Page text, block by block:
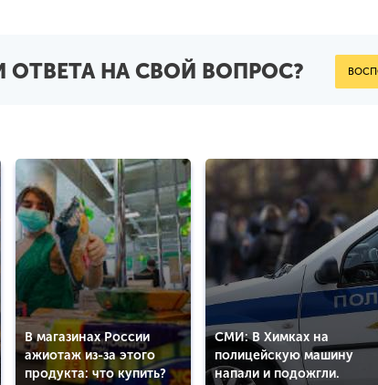
ОТВЕТА НА СВОЙ ВОПРОС?
В магазинах России
ажиотаж из-за этого
продукта: что купить?
СМИ: В Химках на
полицейскую машину
напали и подожгли.